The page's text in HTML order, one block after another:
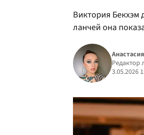
Виктория Бекхэм
ланчей она
Редактор
3.05.2026